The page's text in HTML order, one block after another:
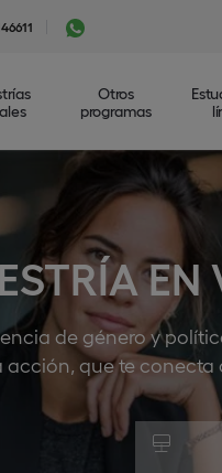
Otros
programas
EN
de género y
que te conecta